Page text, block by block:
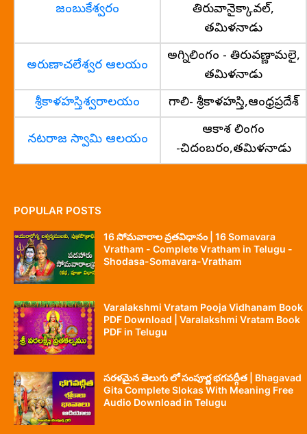
జంబుకేశ్వరం
తిరువానైక్కావల్,
తమిళనాడు
అరుణాచలేశ్వర ఆలయం
అగ్నిలింగం - తిరువణ్ణామలై,
తమిళనాడు
శ్రీకాళహస్తిశ్వరాలయం
గాలి- శ్రీకాళహస్తి,ఆంధ్రప్రదేశ్
నటరాజ స్వామి ఆలయం
ఆకాశ లింగం
-చిదంబరం,తమిళనాడు
POPULAR POSTS
16 సోమవారాల వ్రతవిధానం | 16 Somavara
Vratham - Complete Vratham in Telugu -
Shodasa-Somavara-Vratham
Varalakshmi Vratam Pooja Vidhanam Book
PDF Download | Varalakshmi Vratam Book
PDF in Telugu
సరళమైన తెలుగు లో సంపూర్ణ భగవద్గీత | Bhagavad
Gita Complete Slokas With Meaning Free
Audio Download in Telugu